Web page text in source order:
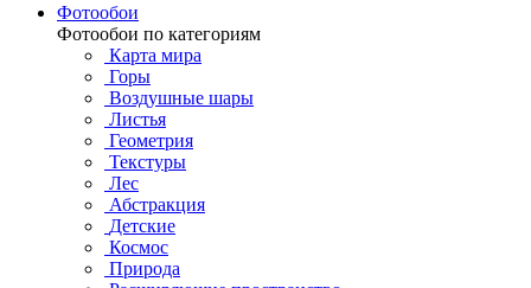
Фотообои
Фотообои по категориям
Карта мира
Горы
Воздушные шары
Листья
Геометрия
Текстуры
Лес
Абстракция
Детские
Космос
Природа